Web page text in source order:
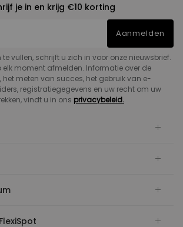
je in en krijg €10 korting
Aanmelden
vullen, schrijft u zich in voor onze nieuwsbrief.
elk moment afmelden. Informatie over de
meten van succes, het gebruik van e-
registratiegegevens en uw recht om uw
vindt u in ons privacybeleid.